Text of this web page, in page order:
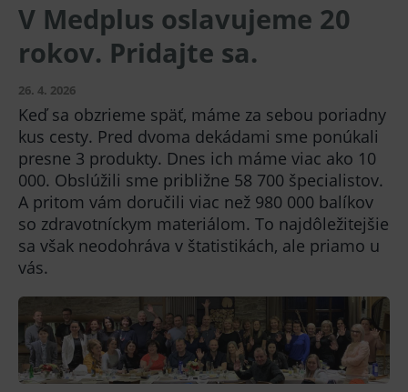
V Medplus oslavujeme 20
rokov. Pridajte sa.
26. 4. 2026
Keď sa obzrieme späť, máme za sebou poriadny
kus cesty. Pred dvoma dekádami sme ponúkali
presne 3 produkty. Dnes ich máme viac ako 10
000. Obslúžili sme približne 58 700 špecialistov.
A pritom vám doručili viac než 980 000 balíkov
so zdravotníckym materiálom. To najdôležitejšie
sa však neodohráva v štatistikách, ale priamo u
vás.